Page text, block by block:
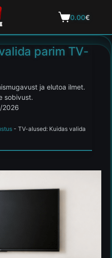
0.00€
parim TV-
ja elutoa ilmet.
sobivust.
2026
- TV-alused: Kuidas valida